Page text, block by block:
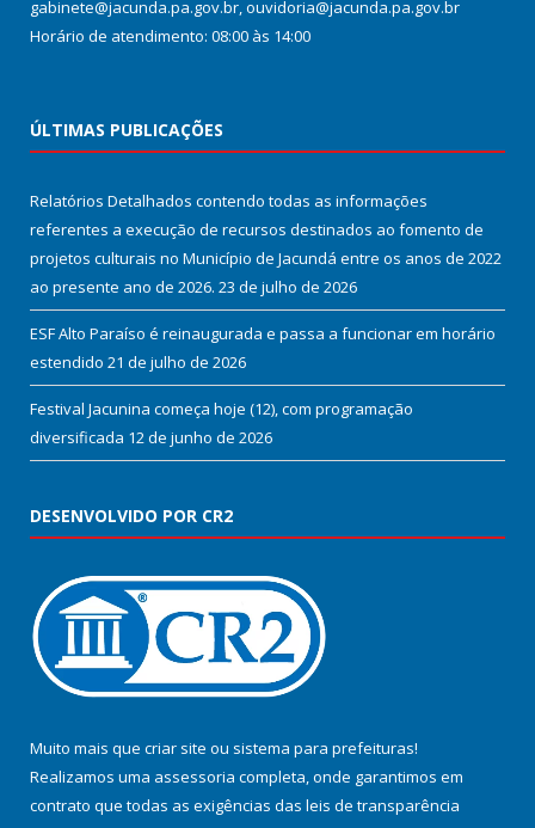
gabinete@jacunda.pa.gov.br, ouvidoria@jacunda.pa.gov.br
Horário de atendimento: 08:00 às 14:00
ÚLTIMAS PUBLICAÇÕES
Relatórios Detalhados contendo todas as informações
referentes a execução de recursos destinados ao fomento de
projetos culturais no Município de Jacundá entre os anos de 2022
ao presente ano de 2026. 23 de julho de 2026
ESF Alto Paraíso é reinaugurada e passa a funcionar em horário
estendido 21 de julho de 2026
Festival Jacunina começa hoje (12), com programação
diversificada 12 de junho de 2026
DESENVOLVIDO POR CR2
Muito mais que criar site ou sistema para prefeituras!
Realizamos uma assessoria completa, onde garantimos em
contrato que todas as exigências das leis de transparência